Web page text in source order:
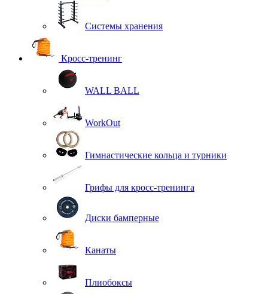
Системы хранения
Кросс-тренинг
WALL BALL
WorkOut
Гимнастические кольца и турники
Грифы для кросс-тренинга
Диски бамперные
Канаты
Плиобоксы